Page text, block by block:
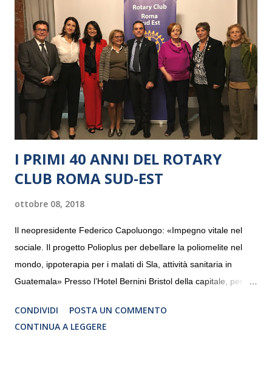
I PRIMI 40 ANNI DEL ROTARY
CLUB ROMA SUD-EST
ottobre 08, 2018
Il neopresidente Federico Capoluongo: «Impegno vitale nel
sociale. Il progetto Polioplus per debellare la poliomelite nel
mondo, ippoterapia per i malati di Sla, attività sanitaria in
Guatemala» Presso l’Hotel Bernini Bristol della capitale, per la
programmazione del Rotary Club Roma Sud-Est che festeggia
i quaranta anni di attività. Un’occasione per raccontare al
CONDIVIDI
POSTA UN COMMENTO
CONTINUA A LEGGERE